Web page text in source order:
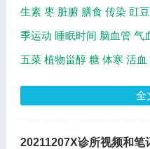
生素 枣 脏腑 膳食 传染 豇豆
季运动 睡眠时间 脑血管 气
五菜 植物甾醇 糖 体寒 活血
全
20211207X诊所视频和笔